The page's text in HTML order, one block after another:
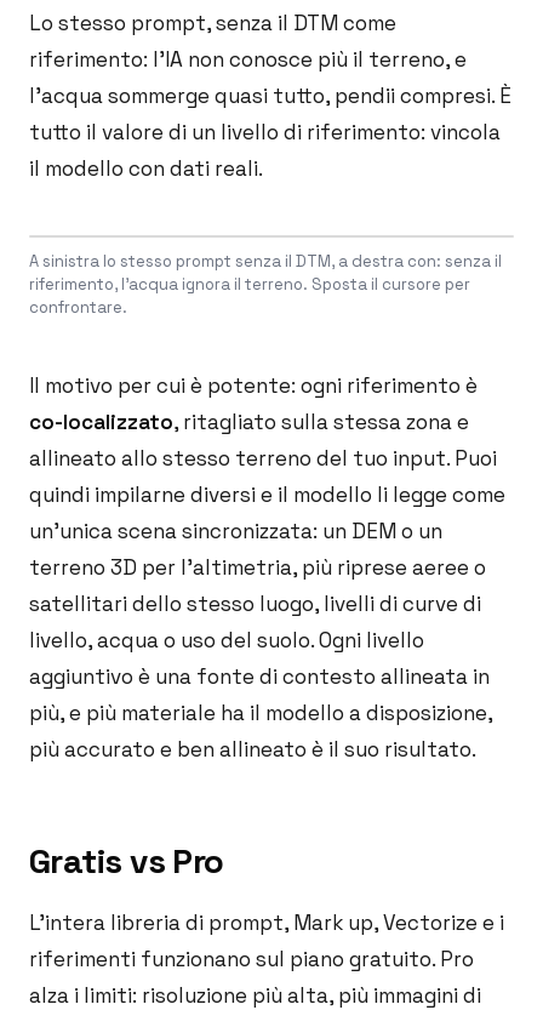
Lo stesso prompt, senza il DTM come
riferimento: l'IA non conosce più il terreno, e
l'acqua sommerge quasi tutto, pendii compresi. È
tutto il valore di un livello di riferimento: vincola
il modello con dati reali.
BEFORE AFTER
A sinistra lo stesso prompt senza il DTM, a destra con: senza il
riferimento, l'acqua ignora il terreno. Sposta il cursore per
confrontare.
Il motivo per cui è potente: ogni riferimento è
co-localizzato, ritagliato sulla stessa zona e
allineato allo stesso terreno del tuo input. Puoi
quindi impilarne diversi e il modello li legge come
un'unica scena sincronizzata: un DEM o un
terreno 3D per l'altimetria, più riprese aeree o
satellitari dello stesso luogo, livelli di curve di
livello, acqua o uso del suolo. Ogni livello
aggiuntivo è una fonte di contesto allineata in
più, e più materiale ha il modello a disposizione,
più accurato e ben allineato è il suo risultato.
Gratis vs Pro
L'intera libreria di prompt, Mark up, Vectorize e i
riferimenti funzionano sul piano gratuito. Pro
alza i limiti: risoluzione più alta, più immagini di